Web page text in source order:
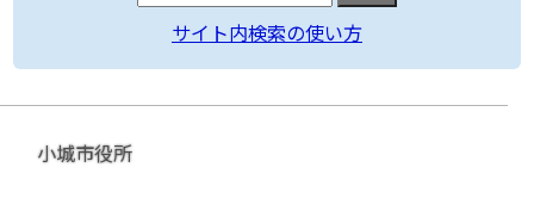
サイト内検索の使い方
小城市役所